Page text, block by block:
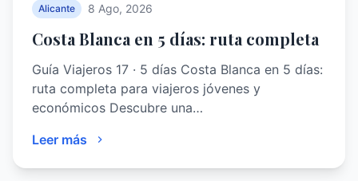
Alicante 8 Ago, 2026
Costa Blanca en 5 días: ruta completa
Guía Viajeros 17 · 5 días Costa Blanca en 5 días:
ruta completa para viajeros jóvenes y
económicos Descubre una…
Leer más